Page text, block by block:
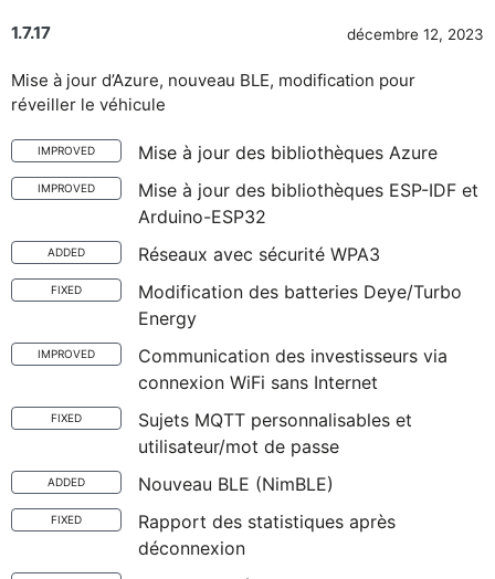
1.7.17 décembre 12, 2023
Mise à jour d’Azure, nouveau BLE, modification pour
réveiller le véhicule
IMPROVED Mise à jour des bibliothèques Azure
IMPROVED
Mise à jour des bibliothèques ESP-IDF et
Arduino-ESP32
ADDED Réseaux avec sécurité WPA3
FIXED
Modification des batteries Deye/Turbo
Energy
IMPROVED
Communication des investisseurs via
connexion WiFi sans Internet
FIXED
Sujets MQTT personnalisables et
utilisateur/mot de passe
ADDED Nouveau BLE (NimBLE)
FIXED
Rapport des statistiques après
déconnexion